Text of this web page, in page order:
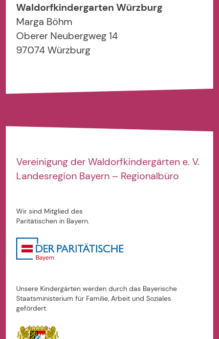
Waldorfkindergarten Würzburg
Marga Böhm
Oberer Neubergweg 14
97074 Würzburg
Vereinigung derWaldorfkindergärten e. V.
Landesregion Bayern – Regionalbüro
Wir sind Mitglied des
Paritätischen in Bayern.
Unsere Kindergärten werden durch das Bayerische
Staatsministerium für Familie, Arbeit und Soziales
gefördert.